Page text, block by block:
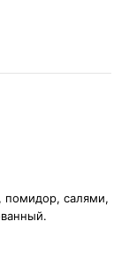
помидор, салями,